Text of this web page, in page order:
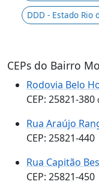
DDD - Estado Rio
CEPs do Bairro
Rodovia Belo
CEP: 25821-380
Rua Araújo
CEP: 25821-440
Rua Capitão
CEP: 25821-450